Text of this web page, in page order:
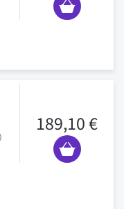
189,10 €